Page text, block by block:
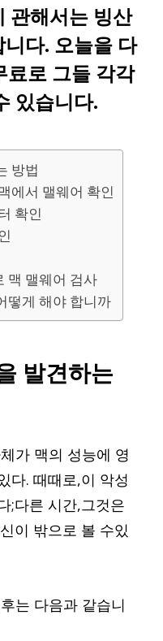
관해서는 빙산
다. 오늘을 다
료로 그들 각각
있습니다.
방법
에서 맬웨어 확인
확인
맥 맬웨어 검사
떻게 해야 합니까
발견하는
가 맥의 성능에 영
다. 때때로,이 악성
;다른 시간,그것은
이 밖으로 볼 수있
는 다음과 같습니